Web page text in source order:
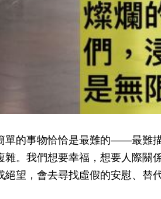
單的事物恰恰是最難的——最難
雜。我們想要幸福，想要人際關
絕望，會去尋找虛假的安慰、替